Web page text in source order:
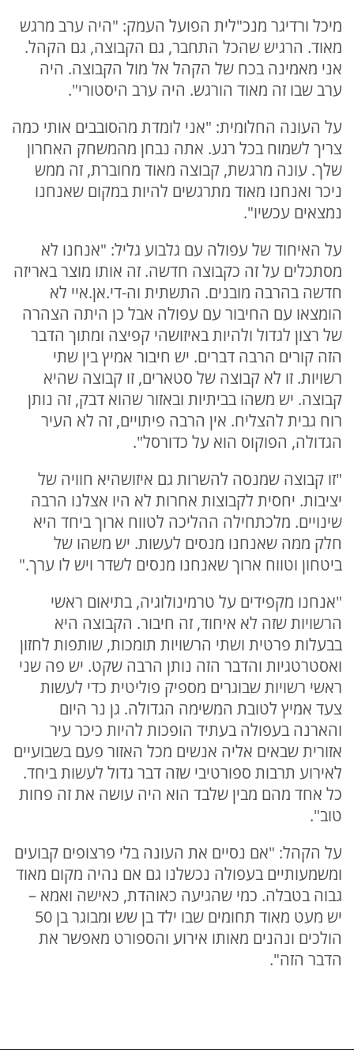
מיכל ורדיגר מנכ"לית הפועל העמק: "היה ערב מרגש
מאוד. הרגיש שהכל התחבר, גם הקבוצה, גם הקהל.
אני מאמינה בכח של הקהל אל מול הקבוצה. היה
ערב שבו זה מאוד הורגש. היה ערב היסטורי".
על העונה החלומית: "אני לומדת מהסובבים אותי כמה
צריך לשמוח בכל רגע. אתה נבחן מהמשחק האחרון
שלך. עונה מרגשת, קבוצה מאוד מחוברת, זה ממש
ניכר ואנחנו מאוד מתרגשים להיות במקום שאנחנו
נמצאים עכשיו".
על האיחוד של עפולה עם גלבוע גליל: "אנחנו לא
מסתכלים על זה כקבוצה חדשה. זה אותו מוצר באריזה
חדשה בהרבה מובנים. התשתית וה-די.אן.איי לא
הומצאו עם החיבור עם עפולה אבל כן היתה הצהרה
של רצון לגדול ולהיות באיזושהי קפיצה ומתוך הדבר
הזה קורים הרבה דברים. יש חיבור אמיץ בין שתי
רשויות. זו לא קבוצה של סטארים, זו קבוצה שהיא
קבוצה. יש משהו בביתיות ובאזור שהוא דבק, זה נותן
רוח גבית להצליח. אין הרבה פיתויים, זה לא העיר
הגדולה, הפוקוס הוא על כדורסל".
"זו קבוצה שמנסה להשרות גם איזושהיא חוויה של
יציבות. יחסית לקבוצות אחרות לא היו אצלנו הרבה
שינויים. מלכתחילה ההליכה לטווח ארוך ביחד היא
חלק ממה שאנחנו מנסים לעשות. יש משהו של
ביטחון וטווח ארוך שאנחנו מנסים לשדר ויש לו ערך."
"אנחנו מקפידים על טרמינולוגיה, בתיאום ראשי
הרשויות שזה לא איחוד, זה חיבור. הקבוצה היא
בבעלות פרטית ושתי הרשויות תומכות, שותפות לחזון
ואסטרטגיות והדבר הזה נותן הרבה שקט. יש פה שני
ראשי רשויות שבוגרים מספיק פוליטית כדי לעשות
צעד אמיץ לטובת המשימה הגדולה. גן נר היום
והארנה בעפולה בעתיד הופכות להיות כיכר עיר
אזורית שבאים אליה אנשים מכל האזור פעם בשבועיים
לאירוע תרבות ספורטיבי שזה דבר גדול לעשות ביחד.
כל אחד מהם מבין שלבד הוא היה עושה את זה פחות
טוב".
על הקהל: "אם נסיים את העונה בלי פרצופים קבועים
ומשמעותיים בעפולה נכשלנו גם אם נהיה מקום מאוד
גבוה בטבלה. כמי שהגיעה כאוהדת, כאישה ואמא –
יש מעט מאוד תחומים שבו ילד בן שש ומבוגר בן 50
הולכים ונהנים מאותו אירוע והספורט מאפשר את
הדבר הזה".